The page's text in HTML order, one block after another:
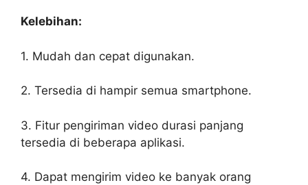
Kelebihan:
1. Mudah dan cepat digunakan.
2. Tersedia di hampir semua smartphone.
3. Fitur pengiriman video durasi panjang
tersedia di beberapa aplikasi.
4. Dapat mengirim video ke banyak orang